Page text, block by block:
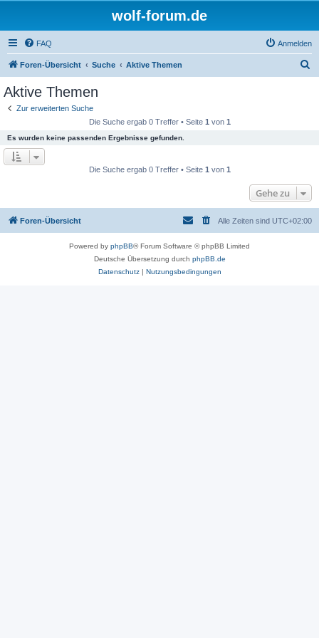
wolf-forum.de
FAQ Anmelden
Foren-Übersicht Suche Aktive Themen
Aktive Themen
Zur erweiterten Suche
Die Suche ergab 0 Treffer • Seite 1 von 1
Es wurden keine passenden Ergebnisse gefunden.
Die Suche ergab 0 Treffer • Seite 1 von 1
Gehe zu
Foren-Übersicht Alle Zeiten sind UTC+02:00
Powered by phpBB® Forum Software © phpBB Limited
Deutsche Übersetzung durch phpBB.de
Datenschutz| Nutzungsbedingungen